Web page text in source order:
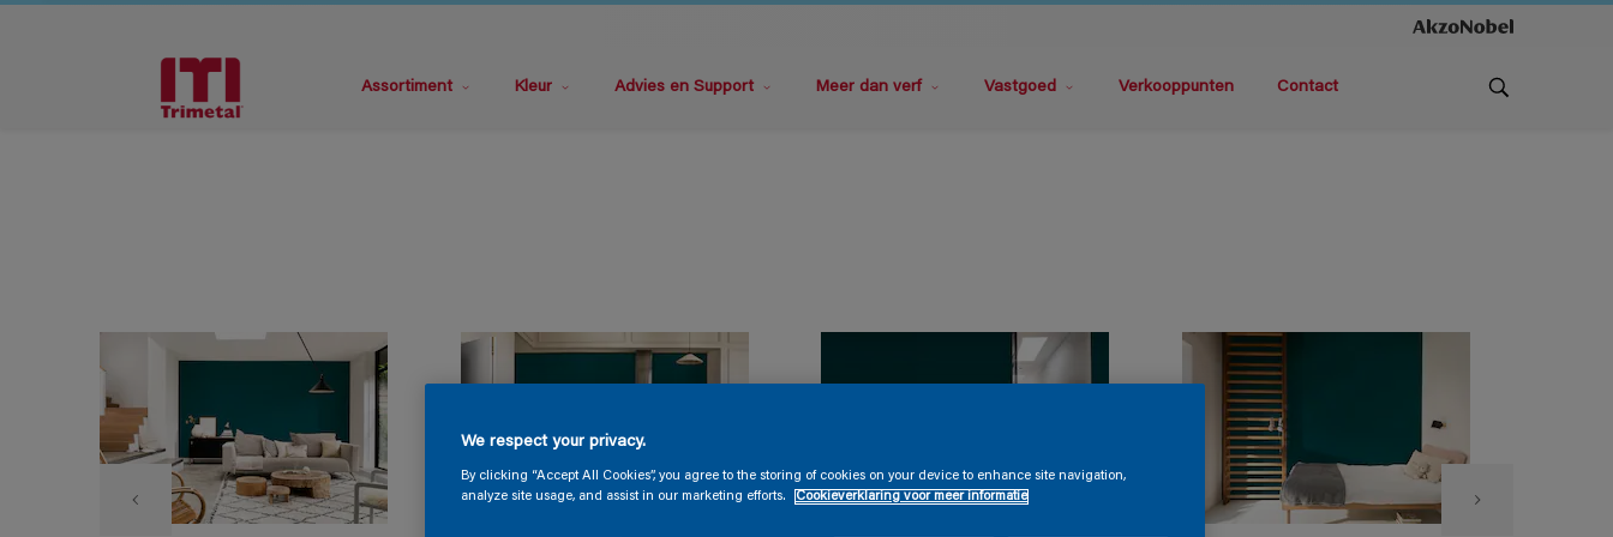
Assortiment Kleur Advies en Support Meer dan verf Vastgoed Verkooppunten Contact
We respect your privacy.
By clicking “Accept All Cookies”, you agree to the storing of cookies on your device to enhance site navigation,
analyze site usage, and assist in our marketing efforts.
Cookieverklaring voor meer informatie